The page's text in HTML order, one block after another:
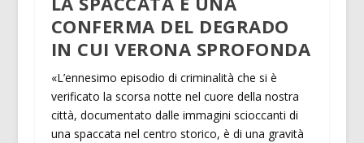
CONFERMA DEL DEGRADO
IN CUI VERONA SPROFONDA
«L’ennesimo episodio di criminalità che si è
verificato la scorsa notte nel cuore della nostra
città, documentato dalle immagini scioccanti di
una spaccata nel centro storico, è di una gravità